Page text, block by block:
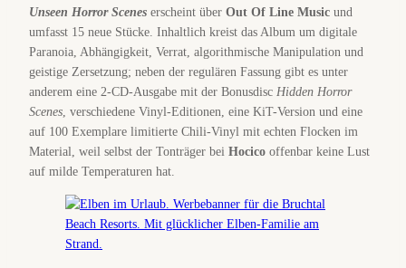
Unseen Horror Scenes erscheint über Out Of Line Music und
umfasst 15 neue Stücke. Inhaltlich kreist das Album um digitale
Paranoia, Abhängigkeit, Verrat, algorithmische Manipulation und
geistige Zersetzung; neben der regulären Fassung gibt es unter
anderem eine 2-CD-Ausgabe mit der Bonusdisc Hidden Horror
Scenes , verschiedene Vinyl-Editionen, eine KiT-Version und eine
auf 100 Exemplare limitierte Chili-Vinyl mit echten Flocken im
Material, weil selbst der Tonträger bei Hocico offenbar keine Lust
auf milde Temperaturen hat.